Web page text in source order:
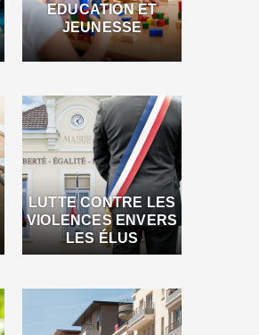
EDUCATION ET
JEUNESSE
LUTTE CONTRE LES
VIOLENCES ENVERS
LES ÉLUS